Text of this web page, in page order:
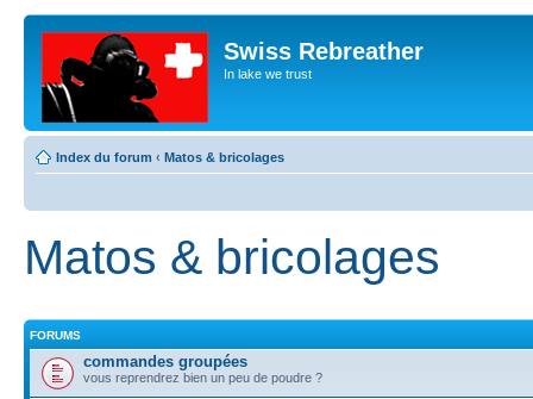
Swiss Rebreather
In lake we trust
Index du forum ‹ Matos & bricolages
Matos & bricolages
FORUMS
commandes groupées
vous reprendrez bien un peu de poudre ?